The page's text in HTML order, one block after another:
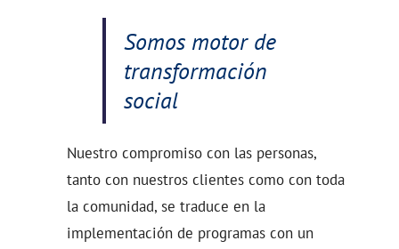
Somos motor de
transformación
social
Nuestro compromiso con las personas,
tanto con nuestros clientes como con toda
la comunidad, se traduce en la
implementación de programas con un